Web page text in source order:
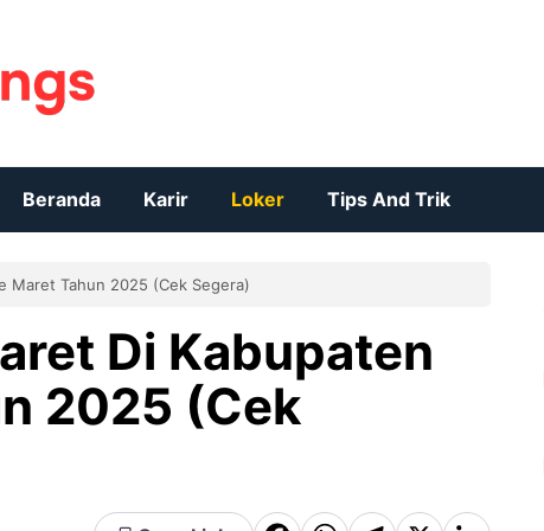
Beranda Karir Loker Tips And Trik
Maret Tahun 2025 (Cek Segera)
Di Kabupaten
2025 (Cek